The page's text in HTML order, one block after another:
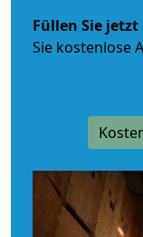
Füllen Sie
Sie kostenlose